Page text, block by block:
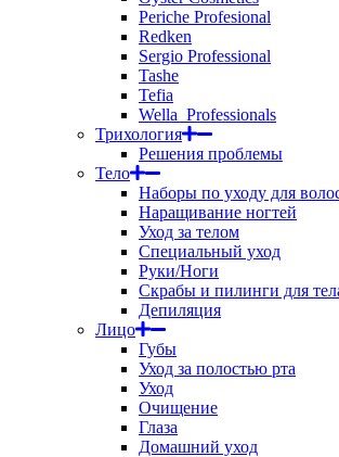
Periche Profesional
Redken
Sergio Professional
Tashe
Tefia
Wella_Professionals
Трихология
Решения проблемы
Тело
Наборы по уходу для
Наращивание ногтей
Уход за телом
Специальный уход
Руки/Ноги
Скрабы и пилинги для
Депиляция
Лицо
Губы
Уход за полостью рта
Уход
Очищение
Глаза
Домашний уход